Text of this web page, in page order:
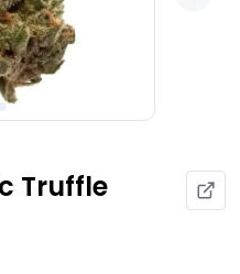
Truffle